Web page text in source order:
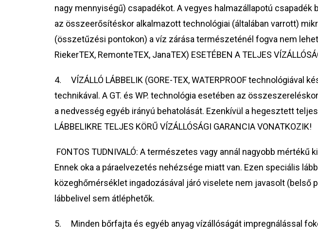
nagy mennyiségű) csapadékot. A vegyes halmazállapotú
az összeerősítéskor alkalmazott technológiai (általában varrott)
(összetűzési pontokon) a víz zárása természeténél fogva nem
RiekerTEX, RemonteTEX, JanaTEX) ESETÉBEN A TELJES
4. VÍZÁLLÓ LÁBBELIK (GORE-TEX, WATERPROOF
technikával. A GT. és WP. technológia esetében az
a nedvesség egyéb irányú behatolását. Ezenkívül a hegesztett
LÁBBELIKRE TELJES KÖRŰ VÍZÁLLÓSÁGI GARANCIA VONATKOZIK!
FONTOS TUDNIVALÓ: A természetes vagy annál nagyobb
Ennek oka a páraelvezetés nehézsége miatt van. Ezen speciális
közeghőmérséklet ingadozásával járó viselete nem javasolt (belső
lábbelivel sem átléphetők.
5. Minden bőrfajta és egyéb anyag vízállóságát impregnálással